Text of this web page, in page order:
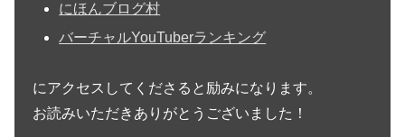
にほんブログ村
バーチャルYouTuberランキング
にアクセスしてくださると励みになります。
お読みいただきありがとうございました！